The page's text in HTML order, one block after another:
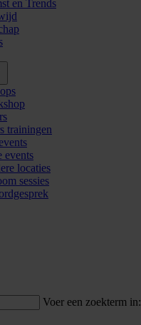
en Trends
trainingen
events
locaties
sessies
Voer een zoekterm in: